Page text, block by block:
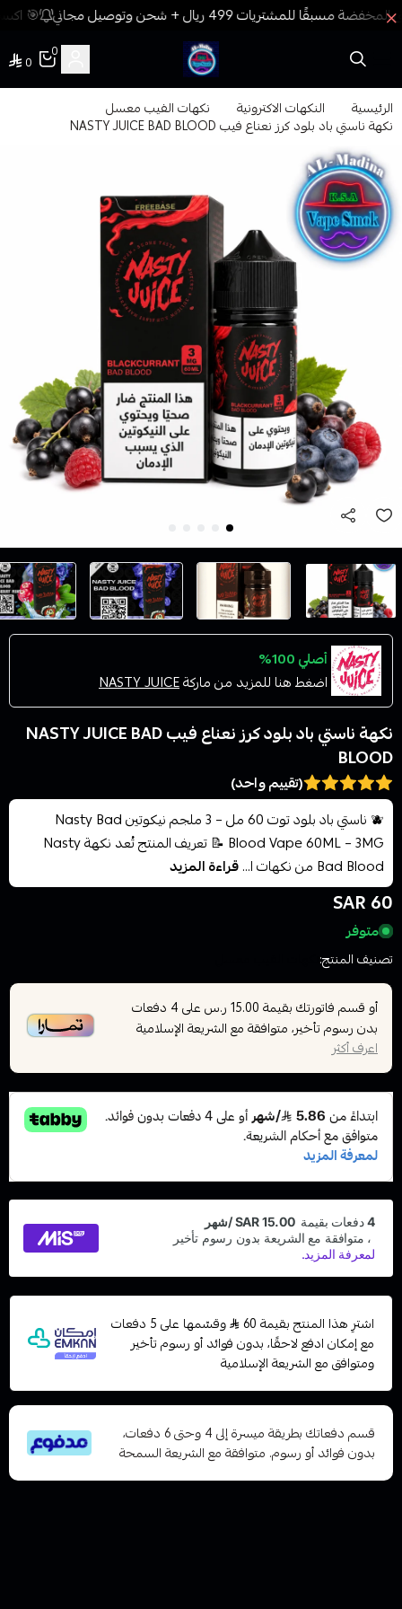
🎯
فيب المدينة
0
0
الرئيسية النكهات الاكترونية نكهات الفيب معسل
نكهة ناستي باد بلود كرز نعناع فيب NASTY JUICE BAD BLOOD
أصلي 100%
اضغط هنا للمزيد من ماركةNASTY JUICE
نكهة ناستي باد بلود كرز نعناع فيب NASTY JUICE BAD
BLOOD
(تقييم واحد)
🫐 ناستي باد بلود توت 60 مل – 3 ملجم نيكوتين Nasty Bad
Blood Vape 60ML – 3MG 📝 تعريف المنتج تُعد نكهة Nasty
Bad Blood من نكهات ا...
قراءة المزيد
60 SAR
متوفر
تصنيف المنتج:
أو قسم فاتورتك بقيمة 15.00 ر.س على4 دفعات
بدون رسوم تأخير، متوافقة مع الشريعة الإسلامية
اعرف أكثر
اشترِ هذا المنتج بقيمة 60
وقسّمها على 5 دفعات
مع إمكان ادفع لاحقًا، بدون فوائد أو رسوم تأخير
ومتوافق مع الشريعة الإسلامية
قسم دفعاتك بطريقة ميسرة إلى 4 وحتى 6 دفعات،
بدون فوائد أو رسوم. متوافقة مع الشريعة السمحة